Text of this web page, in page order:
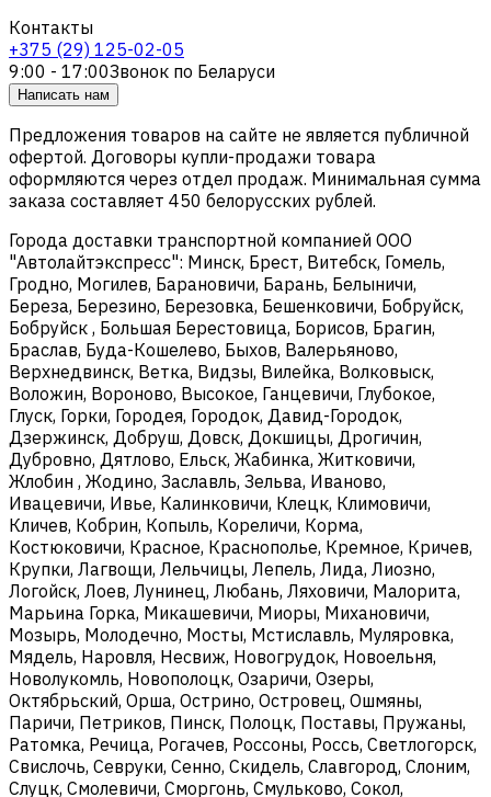
Контакты
+375 (29) 125-02-05
9:00 - 17:00Звонок по Беларуси
Написать нам
Предложения товаров на сайте не является публичной
офертой. Договоры купли-продажи товара
оформляются через отдел продаж. Минимальная сумма
заказа составляет 450 белорусских рублей.
Города доставки транспортной компанией ООО
"Автолайтэкспресс": Минск, Брест, Витебск, Гомель,
Гродно, Могилев, Барановичи, Барань, Белыничи,
Береза, Березино, Березовка, Бешенковичи, Бобруйск,
Бобруйск , Большая Берестовица, Борисов, Брагин,
Браслав, Буда-Кошелево, Быхов, Валерьяново,
Верхнедвинск, Ветка, Видзы, Вилейка, Волковыск,
Воложин, Вороново, Высокое, Ганцевичи, Глубокое,
Глуск, Горки, Городея, Городок, Давид-Городок,
Дзержинск, Добруш, Довск, Докшицы, Дрогичин,
Дубровно, Дятлово, Ельск, Жабинка, Житковичи,
Жлобин , Жодино, Заславль, Зельва, Иваново,
Ивацевичи, Ивье, Калинковичи, Клецк, Климовичи,
Кличев, Кобрин, Копыль, Кореличи, Корма,
Костюковичи, Красное, Краснополье, Кремное, Кричев,
Крупки, Лагвощи, Лельчицы, Лепель, Лида, Лиозно,
Логойск, Лоев, Лунинец, Любань, Ляховичи, Малорита,
Марьина Горка, Микашевичи, Миоры, Михановичи,
Мозырь, Молодечно, Мосты, Мстиславль, Муляровка,
Мядель, Наровля, Несвиж, Новогрудок, Новоельня,
Новолукомль, Новополоцк, Озаричи, Озеры,
Октябрьский, Орша, Острино, Островец, Ошмяны,
Паричи, Петриков, Пинск, Полоцк, Поставы, Пружаны,
Ратомка, Речица, Рогачев, Россоны, Россь, Светлогорск,
Свислочь, Севруки, Сенно, Скидель, Славгород, Слоним,
Слуцк, Смолевичи, Сморгонь, Смульково, Сокол,